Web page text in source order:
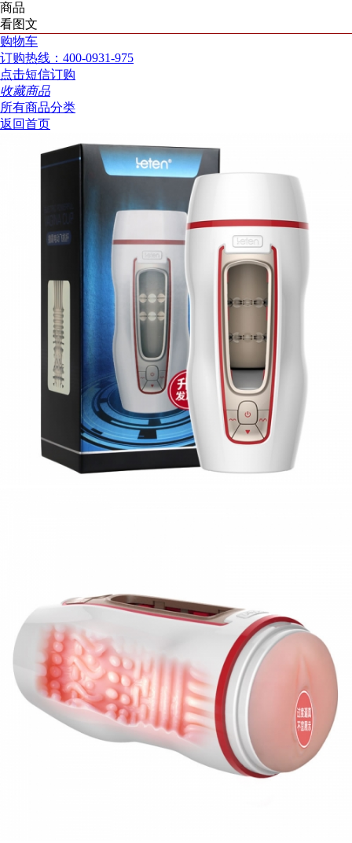
商品
看图文
购物车
订购热线：400-0931-975
点击短信订购
收藏商品
所有商品分类
返回首页